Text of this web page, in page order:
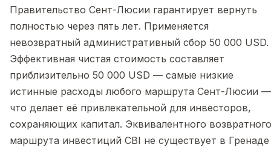
Правительство Сент-Люсии гарантирует вернуть
полностью через пять лет. Применяется
невозвратный административный сбор 50 000 USD.
Эффективная чистая стоимость составляет
приблизительно 50 000 USD — самые низкие
истинные расходы любого маршрута Сент-Люсии —
что делает её привлекательной для инвесторов,
сохраняющих капитал. Эквивалентного возвратного
маршрута инвестиций CBI не существует в Гренаде